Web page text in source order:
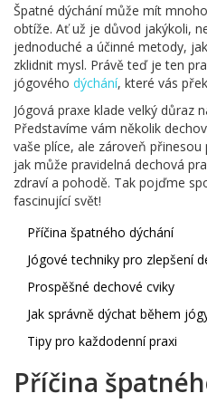
Špatné dýchání může mít
obtíže. Ať už je důvod jakýkoli,
jednoduché a účinné metody,
zklidnit mysl. Právě teď je ten
jógového dýchání, které vás
Jógová praxe klade velký důraz
Představíme vám několik
vaše plíce, ale zároveň
jak může pravidelná dechová
zdraví a pohodě. Tak pojďme
fascinující svět!
Příčina špatného dýchání
Jógové techniky pro zlepšení
Prospěšné dechové cviky
Jak správně dýchat během
Tipy pro každodenní praxi
Příčina